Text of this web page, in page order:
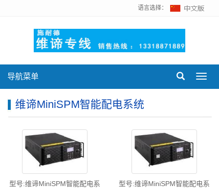
语言选择：
导航菜单
维谛MiniSPM智能配电系统
型号:维谛MiniSPM智能配电系
型号:维谛MiniSPM智能配电系